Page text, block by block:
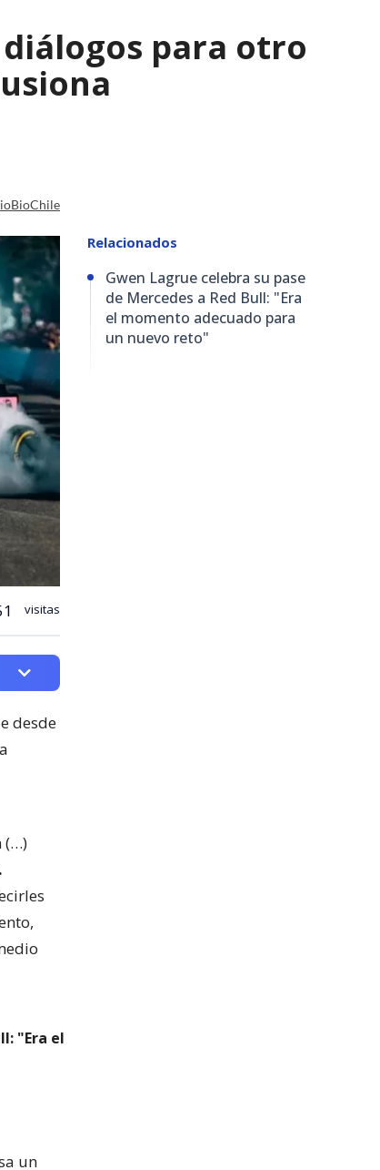
para otro
visitas
desde
(…)
"Era el
un
Relacionados
Gwen Lagrue celebra su pase
de Mercedes a Red Bull: "Era
el momento adecuado para
un nuevo reto"